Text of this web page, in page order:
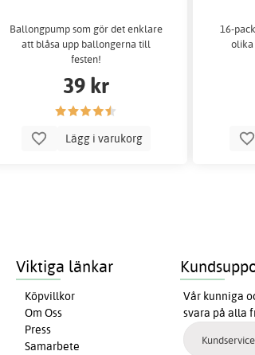
Ballongpump som gör det enklare
att blåsa upp ballongerna till
festen!
39 kr
Lägg i varukorg
16-
olika
Viktiga länkar
Köpvillkor
Om Oss
Press
Samarbete
Vår kunniga
svara på alla
Kundservice